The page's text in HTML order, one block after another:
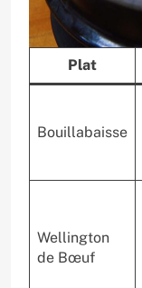
Plat
Bouillabaisse
Wellington
de Bœuf